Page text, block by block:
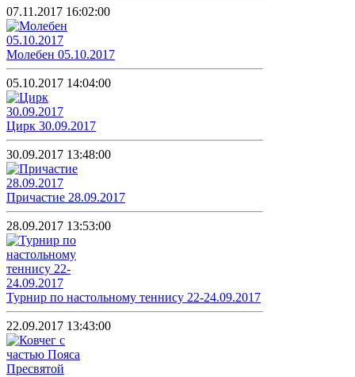
07.11.2017 16:02:00
Молебен 05.10.2017
05.10.2017 14:04:00
Цирк 30.09.2017
30.09.2017 13:48:00
Причастие 28.09.2017
28.09.2017 13:53:00
Турнир по настольному теннису 22-24.09.2017
22.09.2017 13:43:00